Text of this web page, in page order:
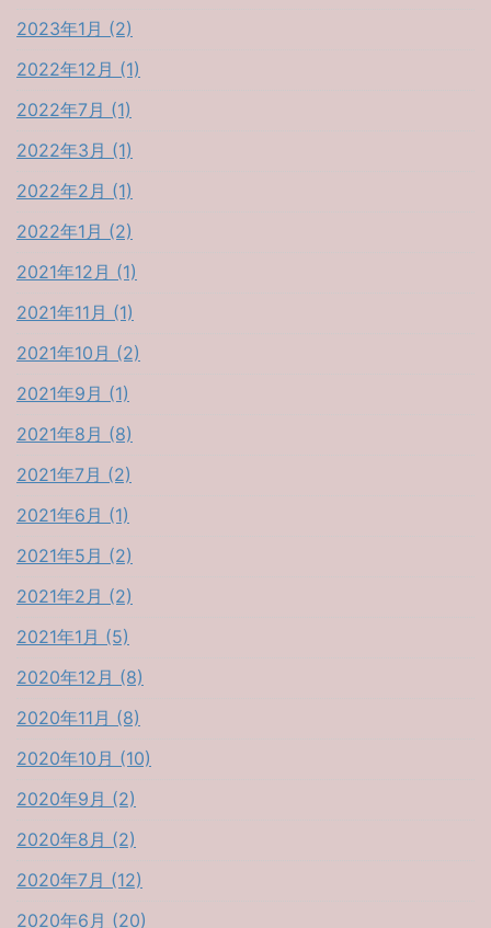
2023年1月 (2)
2022年12月 (1)
2022年7月 (1)
2022年3月 (1)
2022年2月 (1)
2022年1月 (2)
2021年12月 (1)
2021年11月 (1)
2021年10月 (2)
2021年9月 (1)
2021年8月 (8)
2021年7月 (2)
2021年6月 (1)
2021年5月 (2)
2021年2月 (2)
2021年1月 (5)
2020年12月 (8)
2020年11月 (8)
2020年10月 (10)
2020年9月 (2)
2020年8月 (2)
2020年7月 (12)
2020年6月 (20)